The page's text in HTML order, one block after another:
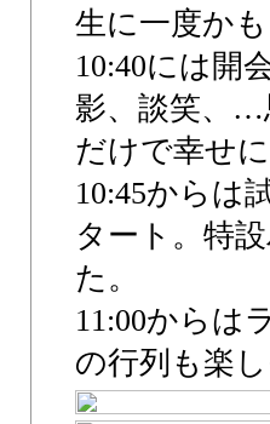
生に一度か
10:40には開
影、談笑、…
だけで幸せ
10:45からは
タート。特
た。
11:00からは
の行列も楽し